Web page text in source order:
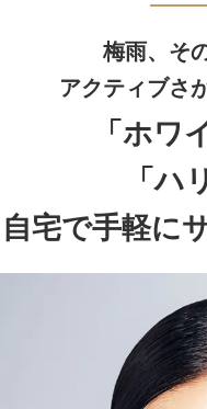
梅雨、そ
アクティブさ
「ホワ
「ハ
自宅で手軽に